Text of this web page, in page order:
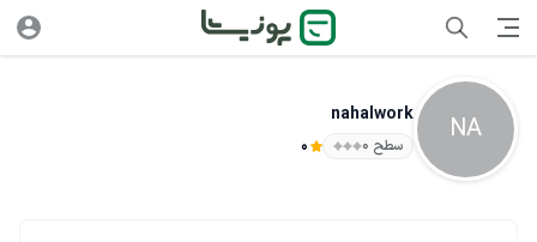
NA
nahalwork
سطح ۰ 0